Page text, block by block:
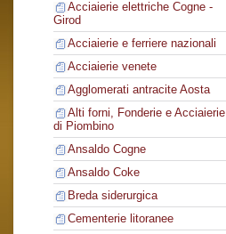
Acciaierie elettriche Cogne -
Girod
Acciaierie e ferriere nazionali
Acciaierie venete
Agglomerati antracite Aosta
Alti forni, Fonderie e Acciaierie
di Piombino
Ansaldo Cogne
Ansaldo Coke
Breda siderurgica
Cementerie litoranee